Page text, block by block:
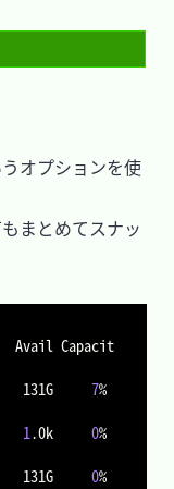
オプションを使
まとめてスナッ
Capacit
131G 7%
1.0k 0%
131G 0%